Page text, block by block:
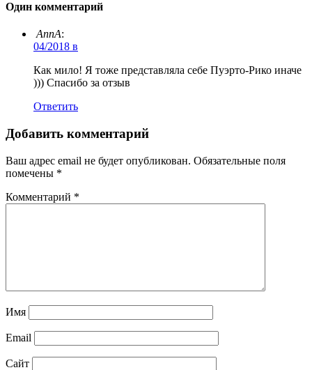
Один комментарий
AnnA:
04/2018 в
Как мило! Я тоже представляла себе Пуэрто-Рико иначе
))) Спасибо за отзыв
Ответить
Добавить комментарий
Ваш адрес email не будет опубликован. Обязательные поля
помечены *
Комментарий *
Имя
Email
Сайт